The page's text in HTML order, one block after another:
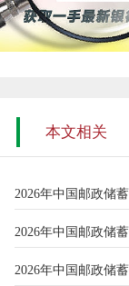
本文相关
2026年中国邮政储
2026年中国邮政储
2026年中国邮政储